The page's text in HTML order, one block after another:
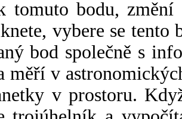
tomuto bodu,
vybere se tento
bod společně s
měří v
v prostoru.